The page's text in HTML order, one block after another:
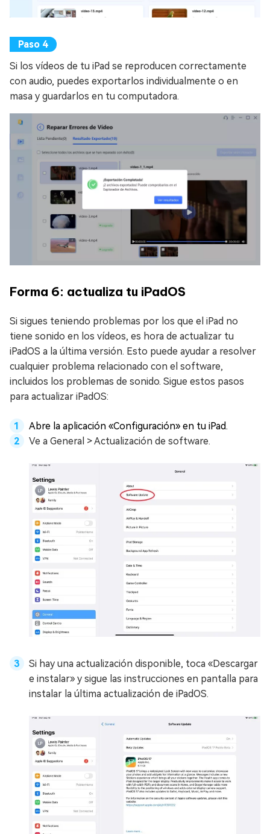
Si los vídeos de tu iPad se reproducen correctamente
con audio, puedes exportarlos individualmente o en
masa y guardarlos en tu computadora.
Forma 6: actualiza tu iPadOS
Si sigues teniendo problemas por los que el iPad no
tiene sonido en los vídeos, es hora de actualizar tu
iPadOS a la última versión. Esto puede ayudar a resolver
cualquier problema relacionado con el software,
incluidos los problemas de sonido. Sigue estos pasos
para actualizar iPadOS:
Abre la aplicación «Configuración» en tu iPad.
Ve a General > Actualización de software.
Si hay una actualización disponible, toca «Descargar
e instalar» y sigue las instrucciones en pantalla para
instalar la última actualización de iPadOS.